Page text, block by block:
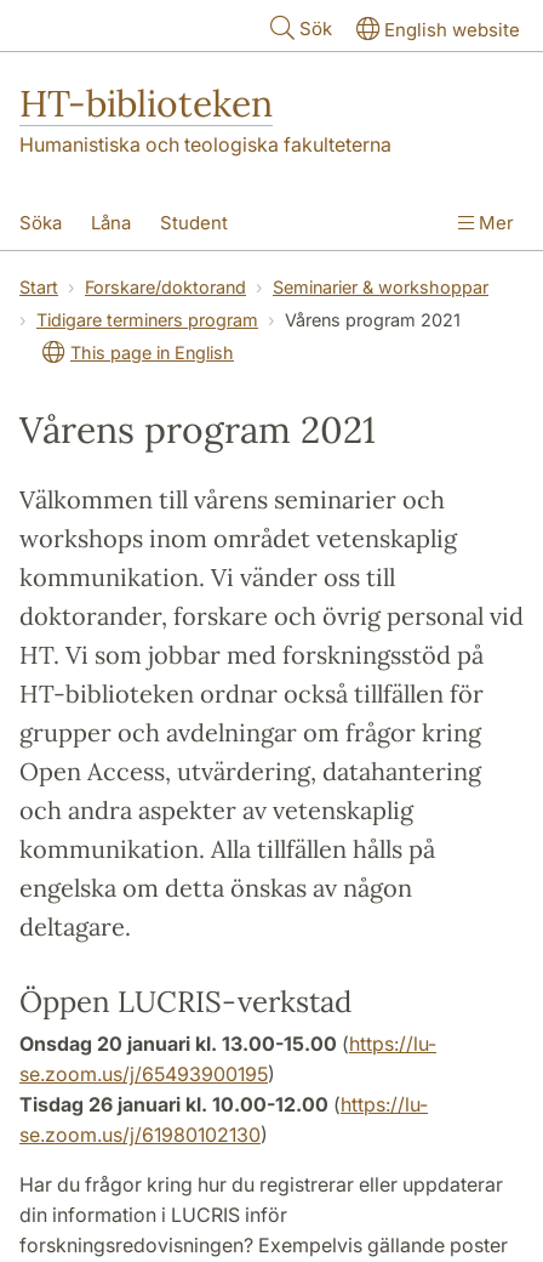
Sök English website
HT-biblioteken
Humanistiska och teologiska fakulteterna
Söka Låna Student
Forskare/doktorand Lärare Kontakt
Om oss
Mer
Start Forskare/doktorand
Seminarier & workshoppar
Tidigare terminers program
Vårens program 2021
This page in English
Vårens program 2021
Välkommen till vårens seminarier och
workshops inom området vetenskaplig
kommunikation. Vi vänder oss till
doktorander, forskare och övrig personal vid
HT. Vi som jobbar med forskningsstöd på
HT-biblioteken ordnar också tillfällen för
grupper och avdelningar om frågor kring
Open Access, utvärdering, datahantering
och andra aspekter av vetenskaplig
kommunikation. Alla tillfällen hålls på
engelska om detta önskas av någon
deltagare.
Öppen LUCRIS-verkstad
Onsdag 20 januari kl. 13.00-15.00 (https://lu-
se.zoom.us/j/65493900195)
Tisdag 26 januari kl. 10.00-12.00 (https://lu-
se.zoom.us/j/61980102130)
Har du frågor kring hur du registrerar eller uppdaterar
din information i LUCRIS inför
forskningsredovisningen? Exempelvis gällande poster